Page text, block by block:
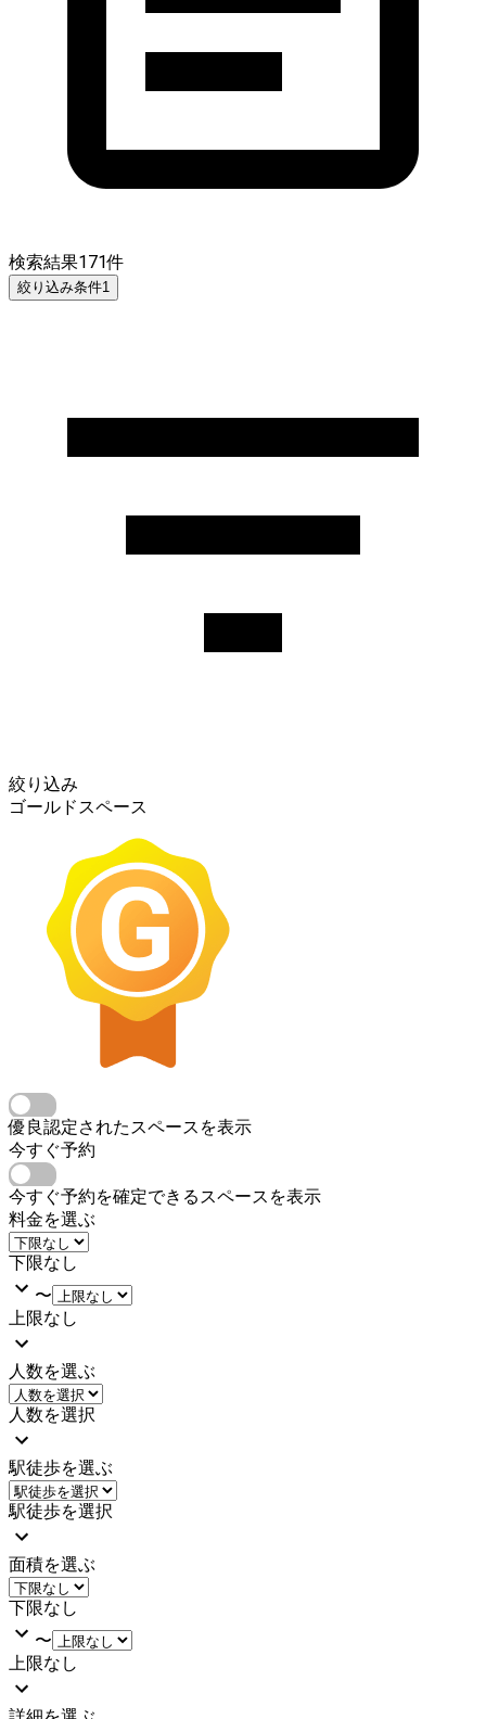
検索結果171件
絞り込み条件1
絞り込み
ゴールドスペース
優良認定されたスペースを表示
今すぐ予約
今すぐ予約を確定できるスペースを表示
料金を選ぶ
下限なし
〜
上限なし
人数を選ぶ
人数を選択
駅徒歩を選ぶ
駅徒歩を選択
面積を選ぶ
下限なし
〜
上限なし